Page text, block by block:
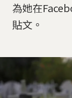
為她在
貼文。